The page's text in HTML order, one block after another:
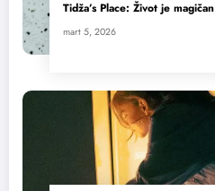
Tidža’s Place: Život je magičan
mart 5, 2026